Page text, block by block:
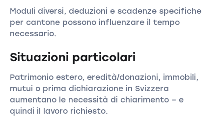
Moduli diversi, deduzioni e scadenze specifiche
per cantone possono influenzare il tempo
necessario.
Situazioni particolari
Patrimonio estero, eredità/donazioni, immobili,
mutui o prima dichiarazione in Svizzera
aumentano le necessità di chiarimento – e
quindi il lavoro richiesto.